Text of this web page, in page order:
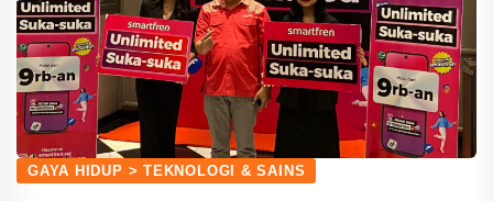
GAYA HIDUP > TEKNOLOGI & SAINS